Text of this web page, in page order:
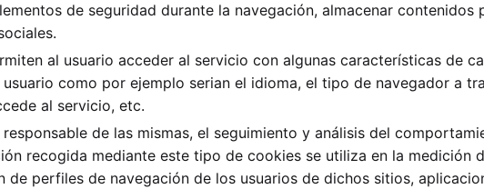
de seguridad durante la navegación, almacenar contenidos
al usuario acceder al servicio con algunas características de
como por ejemplo serian el idioma, el tipo de navegador a
al servicio, etc.
de las mismas, el seguimiento y análisis del
recogida mediante este tipo de cookies se utiliza en la medición
perfiles de navegación de los usuarios de dichos sitios,